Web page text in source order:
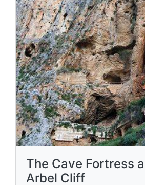
The Cave Fortress
Arbel Cliff